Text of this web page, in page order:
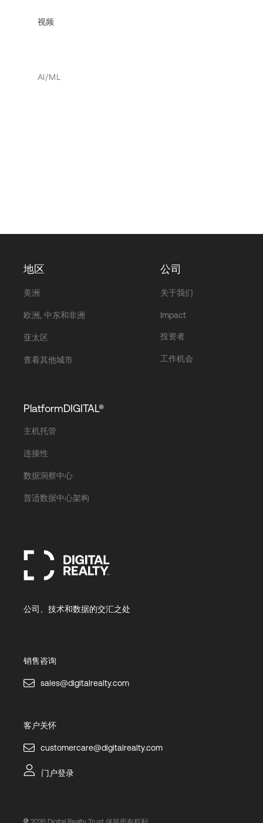
视频
AI/ML
地区
美洲
欧洲, 中东和非洲
亚太区
查看其他城市
公司
关于我们
Impact
投资者
工作机会
PlatformDIGITAL®
主机托管
连接性
数据洞察中心
普适数据中心架构
公司、技术和数据的交汇之处
销售咨询
sales@digitalrealty.com
客户关怀
customercare@digitalrealty.com
门户登录